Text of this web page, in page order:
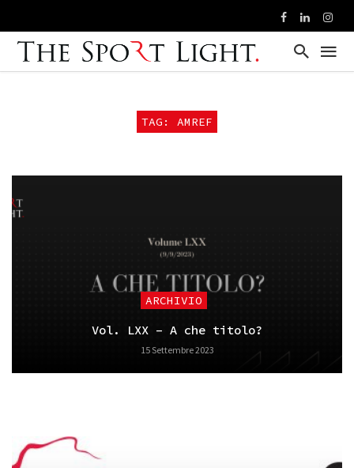
TAG: AMREF
ARCHIVIO
Vol. LXX – A che titolo?
15 Settembre 2023